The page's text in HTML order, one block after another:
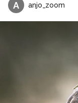
A anjo_zoom